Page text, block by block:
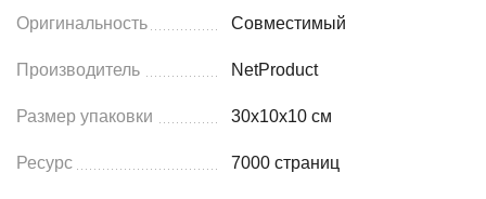
Оригинальность Совместимый
Производитель NetProduct
Размер упаковки 30x10x10 см
Ресурс 7000 страниц